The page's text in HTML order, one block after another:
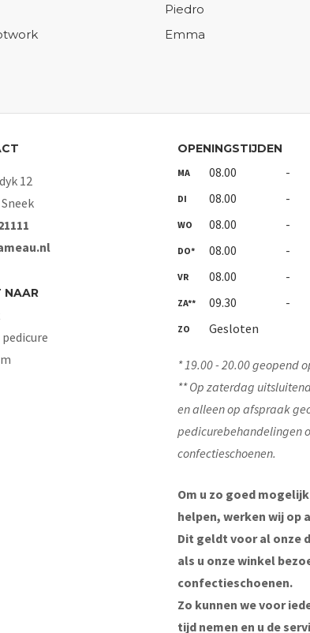
Piedro
Emma
12
NAAR
OPENINGSTIJDEN
MA 08.00 -
DI 08.00 -
WO 08.00 -
DO* 08.00 -
VR 08.00 -
ZA** 09.30 -
ZO Gesloten
* 19.00 - 20.00 geopend
** Op zaterdag
en alleen op afspraak
pedicurebehandelingen
confectieschoenen.
Om u zo goed
helpen, werken wij op
Dit geldt voor al onze
als u onze winkel
confectieschoenen.
Zo kunnen we voor
tijd nemen en u de